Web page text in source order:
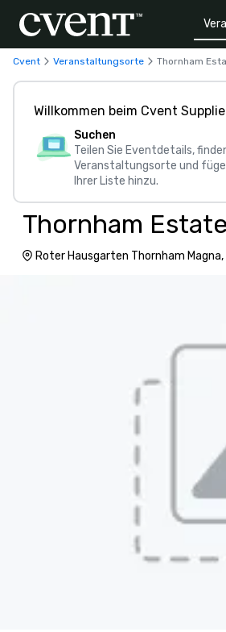
Cvent Veranstaltungsorte Thornham
Willkommen beim Cvent
Suchen
Teilen Sie Eventdetails,
Veranstaltungsorte und
Ihrer Liste hinzu.
Thornham Estate
Roter Hausgarten Thornham Magna,